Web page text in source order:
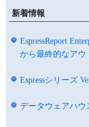
新着情報
EspressReport
から最終的なアウ
Espressシリーズ
データウェアハウ